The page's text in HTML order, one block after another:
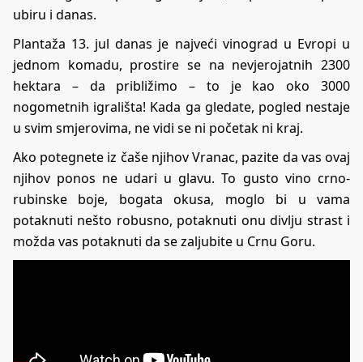
ubiru i danas.
Plantaža 13. jul danas je najveći vinograd u Evropi u
jednom komadu, prostire se na nevjerojatnih 2300
hektara – da približimo – to je kao oko 3000
nogometnih igrališta! Kada ga gledate, pogled nestaje
u svim smjerovima, ne vidi se ni početak ni kraj.
Ako potegnete iz čaše njihov Vranac, pazite da vas ovaj
njihov ponos ne udari u glavu. To gusto vino crno-
rubinske boje, bogata okusa, moglo bi u vama
potaknuti nešto robusno, potaknuti onu divlju strast i
možda vas potaknuti da se zaljubite u Crnu Goru.